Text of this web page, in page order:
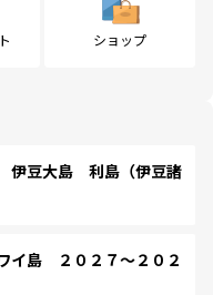
ショップ
豆大島 利島（伊豆諸
島 ２０２７～２０２